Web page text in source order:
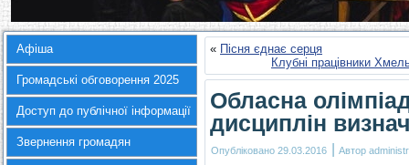
Афіша
Громадські обговорення 2025
Доступ до публічної інформації
Звернення громадян
« Пісня єднає серця
Клубні працівники
Обласна
дисциплін
Опубліковано 29.03.2016 | Автор